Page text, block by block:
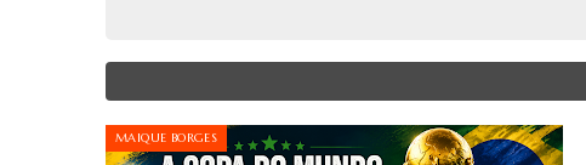
MAIQUE BORGES